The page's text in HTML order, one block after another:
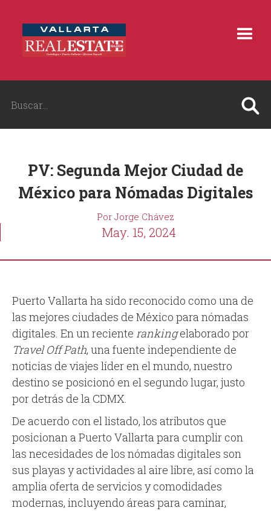
PV: Segunda Mejor Ciudad de
México para Nómadas Digitales
Por Jorge Chávez
May. 15, 2024
Puerto Vallarta ha sido reconocido como una de
las mejores ciudades de México para nómadas
digitales. En un reciente rankingelaborado por
Travel Off Path, una fuente independiente de
noticias de viajes líder en el mundo, nuestro
destino se posicionó en el segundo lugar, justo
por detrás de la CDMX.
De acuerdo con el listado, los atributos que
posicionan a Puerto Vallarta para cumplir con
las necesidades de los nómadas digitales son
sus playas y actividades al aire libre, así como la
amplia oferta de servicios y comodidades
modernas, incluyendo áreas para caminar,